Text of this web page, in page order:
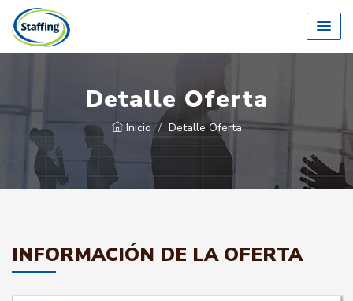
Detalle Oferta
Inicio Detalle Oferta
INFORMACIÓN DE LA OFERTA